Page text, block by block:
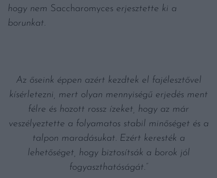
hogy nem Saccharomyces erjesztette ki a
borunkat.
Az őseink éppen azért kezdtek el fajélesztővel
kísérletezni, mert olyan mennyiségű erjedés ment
félre és hozott rossz ízeket, hogy az már
veszélyeztette a folyamatos stabil minőséget és a
talpon maradásukat. Ezért keresték a
lehetőséget, hogy biztosítsák a borok jól
fogyaszthatóságát.”